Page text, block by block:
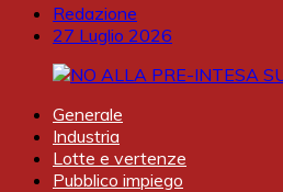
Redazione
27 Luglio 2026
Generale
Industria
Lotte e vertenze
Pubblico impiego